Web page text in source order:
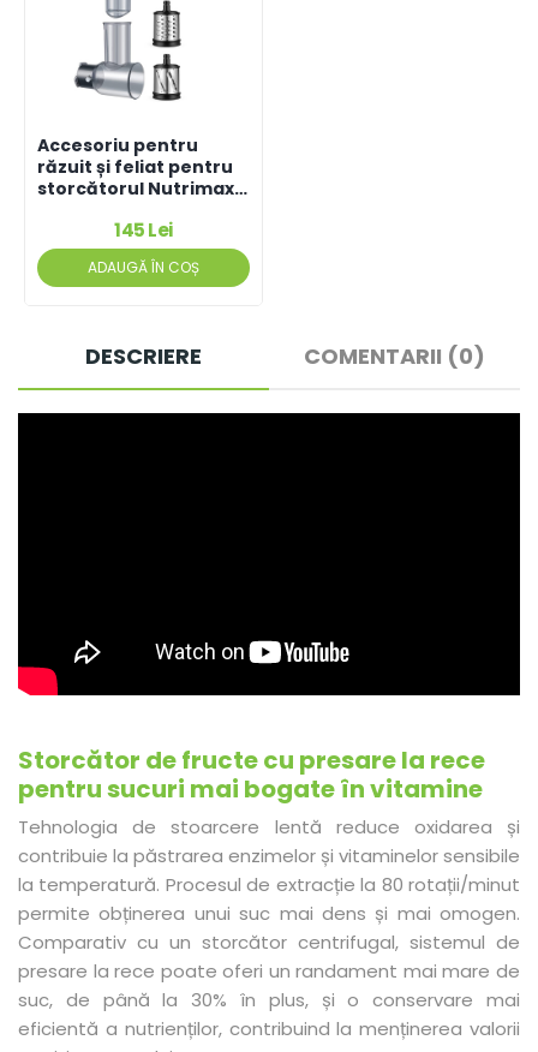
Accesoriu pentru
răzuit și feliat pentru
storcătorul Nutrimax
145 Lei
ADAUGĂ ÎN COȘ
DESCRIERE COMENTARII (0)
Storcător de fructe cu presare la rece
pentru sucuri mai bogate în vitamine
Tehnologia de stoarcere lentă reduce oxidarea și
contribuie la păstrarea enzimelor și vitaminelor sensibile
la temperatură. Procesul de extracție la 80 rotații/minut
permite obținerea unui suc mai dens și mai omogen.
Comparativ cu un storcător centrifugal, sistemul de
presare la rece poate oferi un randament mai mare de
suc, de până la 30% în plus, și o conservare mai
eficientă a nutrienților, contribuind la menținerea valorii